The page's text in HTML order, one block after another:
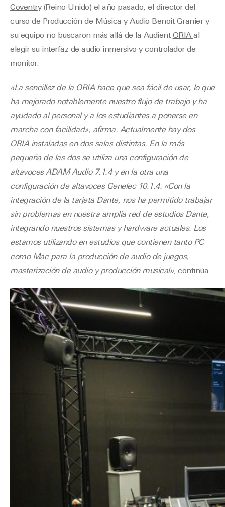
Coventry(Reino Unido) el año pasado, el director del
curso de Producción de Música y Audio Benoit Granier y
su equipo no buscaron más allá de la Audient ORIA al
elegir su interfaz de audio inmersivo y controlador de
monitor.
«La sencillez de la ORIA hace que sea fácil de usar, lo que
ha mejorado notablemente nuestro flujo de trabajo y ha
ayudado al personal y a los estudiantes a ponerse en
marcha con facilidad», afirma. Actualmente hay dos
ORIA instaladas en dos salas distintas. En la más
pequeña de las dos se utiliza una configuración de
altavoces ADAM Audio 7.1.4 y en la otra una
configuración de altavoces Genelec 10.1.4. «Con la
integración de la tarjeta Dante, nos ha permitido trabajar
sin problemas en nuestra amplia red de estudios Dante,
integrando nuestros sistemas y hardware actuales. Los
estamos utilizando en estudios que contienen tanto PC
como Mac para la producción de audio de juegos,
masterización de audio y producción musical», continúa.